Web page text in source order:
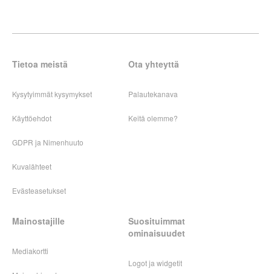
Tietoa meistä
Kysytyimmät kysymykset
Käyttöehdot
GDPR ja Nimenhuuto
Kuvalähteet
Evästeasetukset
Ota yhteyttä
Palautekanava
Keitä olemme?
Mainostajille
Mediakortti
Suosituimmat
ominaisuudet
Logot ja widgetit